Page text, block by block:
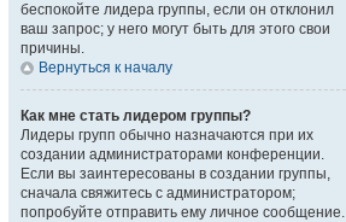
беспокойте лидера группы, если он отклонил
ваш запрос; у него могут быть для этого свои
причины.
Вернуться к началу
Как мне стать лидером группы?
Лидеры групп обычно назначаются при их
создании администраторами конференции.
Если вы заинтересованы в создании группы,
сначала свяжитесь с администратором;
попробуйте отправить ему личное сообщение.